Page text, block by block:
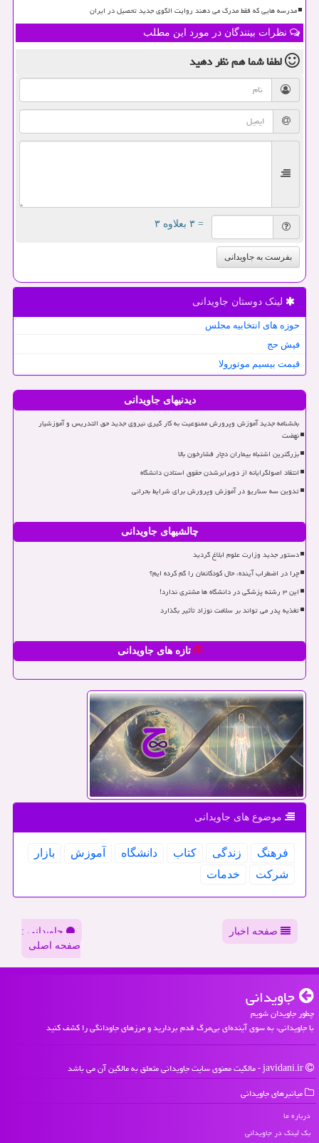
مدرسه هایی که فقط مدرک می دهند روایت الگوی جدید تحصیل در ایران
نظرات بینندگان در مورد این مطلب
لطفا شما همنظر دهید
= ۳ بعلاوه ۳
بفرست به جاویدانی
لینک دوستان جاویدانی
حوزه های انتخابیه مجلس
فیش حج
قیمت بیسیم موتورولا
دیدنیهای جاویدانی
بخشنامه جدید آموزش وپرورش ممنوعیت به کار گیری نیروی جدید حق التدریس و آموزشیار
نهضت
بزرگترین اشتباه بیماران دچار فشارخون بالا
انتقاد اصولگرایانه از دوبرابرشدن حقوق استادن دانشگاه
تدوین سه سناریو در آموزش وپرورش برای شرایط بحرانی
چالشیهای جاویدانی
دستور جدید وزارت علوم ابلاغ گردید
چرا در اضطراب آینده، حال کودکانمان را گم کرده ایم؟
این ۳ رشته پزشکی در دانشگاه ها مشتری ندارد!
تغذیه پدر می تواند بر سلامت نوزاد تأثیر بگذارد
تازه های جاویدانی
موضوع های جاویدانی
فرهنگ زندگی كتاب دانشگاه آموزش
بازار
شركت
خدمات
صفحه اخبار
جاویدانی :
صفحه اصلی
جاویدانی
چطور جاویدان شویم
با جاویدانی، به سوی آینده‌ای بی‌مرگ قدم بردارید و مرزهای جاودانگی را کشف کنید
میانبرهای جاویدانی
درباره ما
بک لینک در جاویدانی